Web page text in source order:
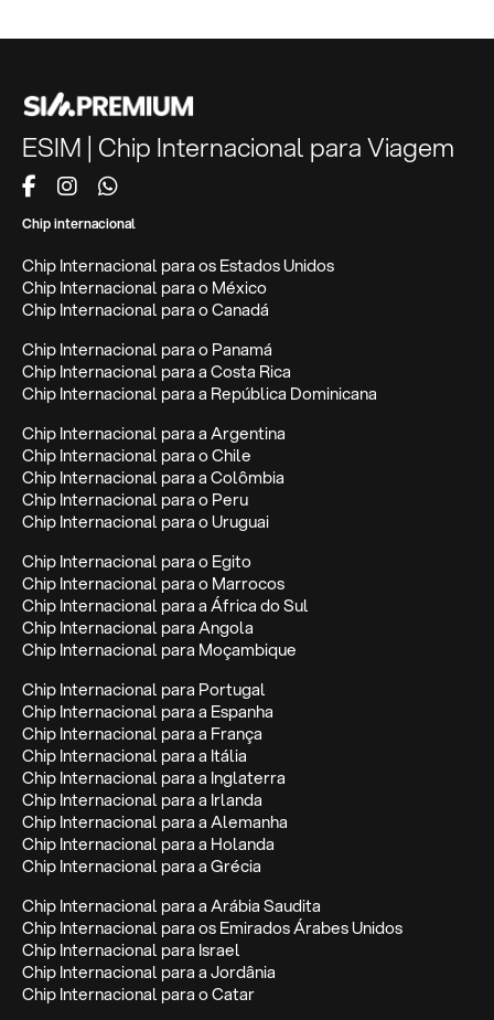
ESIM | Chip Internacional para Viagem
Chip internacional
Chip Internacional para os Estados Unidos
Chip Internacional para o México
Chip Internacional para o Canadá
Chip Internacional para o Panamá
Chip Internacional para a Costa Rica
Chip Internacional para a República Dominicana
Chip Internacional para a Argentina
Chip Internacional para o Chile
Chip Internacional para a Colômbia
Chip Internacional para o Peru
Chip Internacional para o Uruguai
Chip Internacional para o Egito
Chip Internacional para o Marrocos
Chip Internacional para a África do Sul
Chip Internacional para Angola
Chip Internacional para Moçambique
Chip Internacional para Portugal
Chip Internacional para a Espanha
Chip Internacional para a França
Chip Internacional para a Itália
Chip Internacional para a Inglaterra
Chip Internacional para a Irlanda
Chip Internacional para a Alemanha
Chip Internacional para a Holanda
Chip Internacional para a Grécia
Chip Internacional para a Arábia Saudita
Chip Internacional para os Emirados Árabes Unidos
Chip Internacional para Israel
Chip Internacional para a Jordânia
Chip Internacional para o Catar